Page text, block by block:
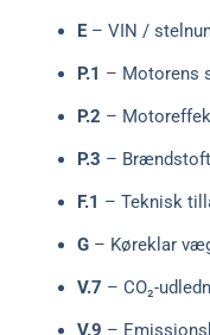
E – VIN /
P.1 – Motorens
P.2 –
P.3 –
F.1 – Teknisk
G – Køreklar
V.7 – CO₂-
V.9 –